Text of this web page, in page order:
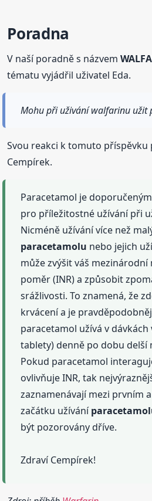
Poradna
V naší poradně s názvem
tématu vyjádřil uživatel Eda.
Mohu při uživání walfarinu užit
Svou reakci k tomuto příspěvku
Cempírek.
Paracetamol je
pro příležitostné užívání při
Nicméně užívání více než
paracetamolu nebo jejich
může zvýšit váš
poměr (INR) a způsobit
srážlivosti. To znamená, že
krvácení a je
paracetamol užívá v dávkách
tablety) denně po dobu delší
Pokud paracetamol
ovlivňuje INR, tak
zaznamenávají mezi prvním
začátku užívání
být pozorovány dříve.
Zdraví Cempírek!